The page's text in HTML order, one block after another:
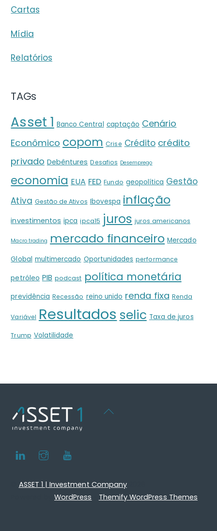
Cartas
Mídia
Relatórios
TAGs
Asset 1 Banco Central captação Cenário
Econômico copom Crise Crédito crédito
privado Debêntures Desafios Desemprego
economia EUA FED Fundo geopolítica Gestão
Ativa Gestão de Ativos Ibovespa inflação
investimentos ipca ipca15 juros juros americanos
Macro trading mercado financeiro Mercado
Global multimercado Oportunidades performance
petróleo PIB podcast política monetária
previdência Recessão reino unido renda fixa Renda
Variável Resultados selic Taxa de juros
Trump Volatilidade
Back
LinkedIn Instagram
ASSET 1 | Investment Company
Powered byWordPress Themify WordPress Themes